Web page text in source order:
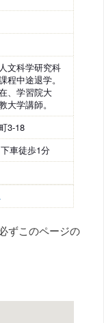
文科学研究科
程中途退学。
、学習院大
大学講師。
3-18
車徒歩1分
ずこのページの